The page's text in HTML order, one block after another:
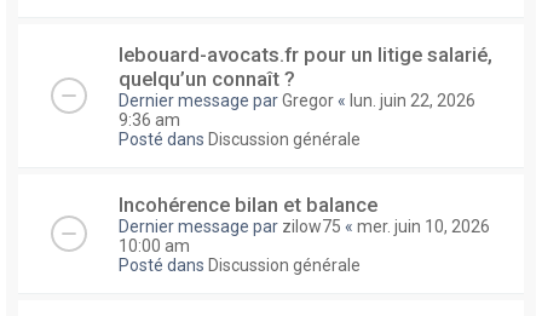
lebouard-avocats.fr pour un litige salarié,
quelqu’un connaît ?
Dernier message parGregor « lun. juin 22, 2026
9:36 am
Posté dans Discussion générale
Incohérence bilan et balance
Dernier message par zilow75 « mer. juin 10, 2026
10:00 am
Posté dans Discussion générale